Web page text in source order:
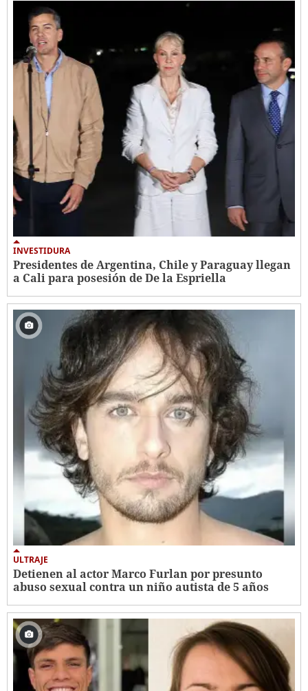
INVESTIDURA
Presidentes de Argentina, Chile y Paraguay llegan
a Cali para posesión de De la Espriella
ULTRAJE
Detienen al actor Marco Furlan por presunto
abuso sexual contra un niño autista de 5 años